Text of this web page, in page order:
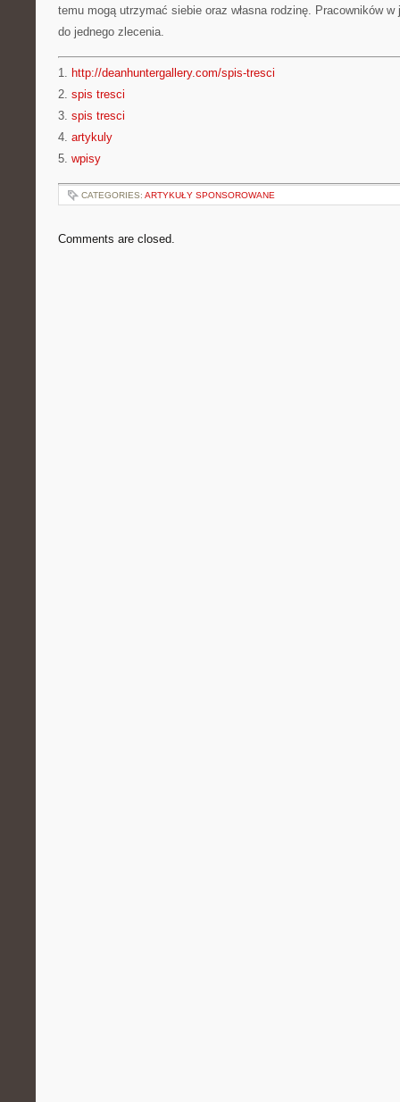
temu mogą utrzymać siebie oraz własna rodzinę. Pracowników w
do jednego zlecenia.
1. http://deanhuntergallery.com/spis-tresci
2. spis tresci
3. spis tresci
4. artykuly
5. wpisy
CATEGORIES: ARTYKUŁY SPONSOROWANE
Comments are closed.